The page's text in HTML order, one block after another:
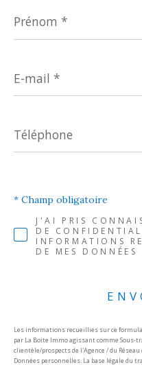
*
mail
*
J'AI PRIS
DE
INFORMATIONS
DE MES
* Champ obligatoire
Les informations recueillies sur ce
par La Boite Immo agissant comme
clientèle/prospects de l'Agence / du
Données personnelles. La base légale du